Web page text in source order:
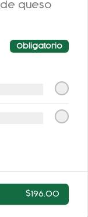
queso
Obligatorio
$196.00